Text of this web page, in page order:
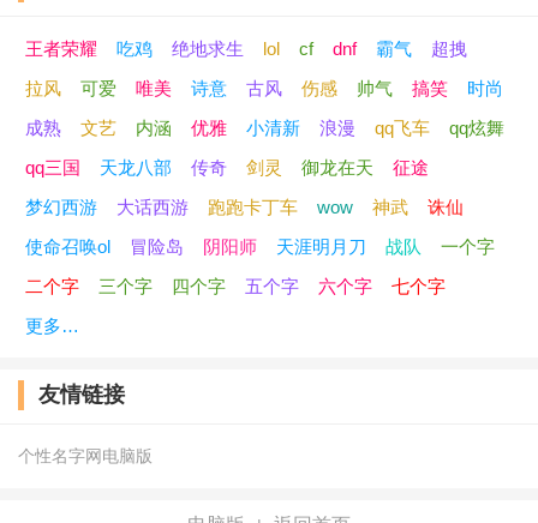
王者荣耀 吃鸡 绝地求生 lol cf dnf 霸气
超拽
拉风
可爱 唯美 诗意 古风 伤感 帅气 搞笑
时尚
成熟
文艺 内涵 优雅 小清新 浪漫 qq飞车
qq炫舞
qq三国
天龙八部 传奇 剑灵 御龙在天
征途
梦幻西游
大话西游 跑跑卡丁车 wow 神武
诛仙
使命召唤ol
冒险岛 阴阳师 天涯明月刀 战队
一个字
二个字
三个字 四个字 五个字 六个字
七个字
更多…
友情链接
个性名字网电脑版